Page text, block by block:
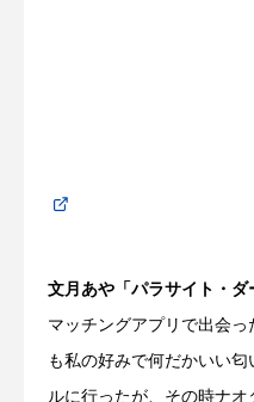
文月あや「パラサイト・ダ
マッチングアプリで出会
も私の好みで何だかいい
ルに行ったが、その時ナオ